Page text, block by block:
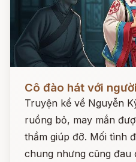
Cô đào hát với
Truyện kể về Nguyễn
ruồng bỏ, may mắn
thầm giúp đỡ. Mối tình
chung nhưng cũng đau